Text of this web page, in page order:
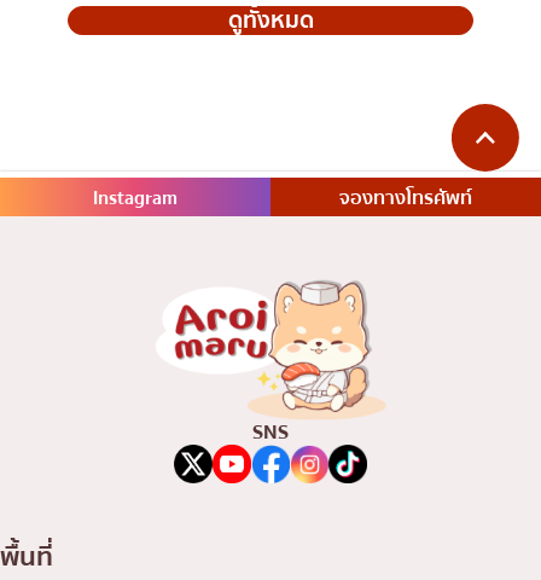
ดูทั้งหมด
Instagram จองทางโทรศัพท์
SNS
พื้นที่